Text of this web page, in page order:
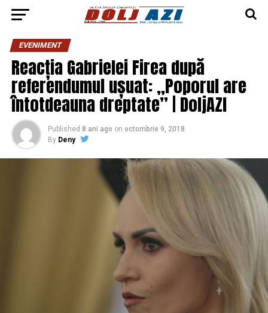
EVENIMENT
Reacția Gabrielei Firea după
referendumul ușuat: „Poporul are
întotdeauna dreptate” | DoljAZI
Published 8 ani ago on octombrie 9, 2018
By Deny